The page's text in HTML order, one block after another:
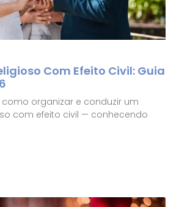
Com Efeito Civil: Guia
organizar e conduzir um
com efeito civil — conhecendo